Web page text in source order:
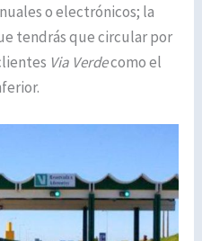
o electrónicos; la
tendrás que circular por
Via Verdecomo el